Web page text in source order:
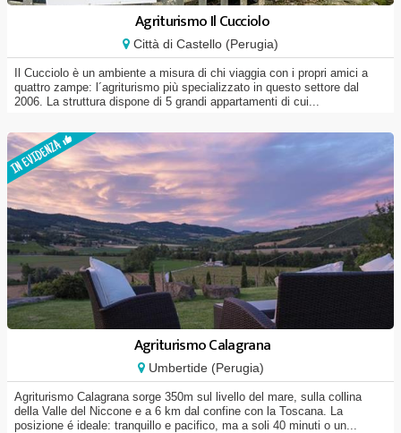
Agriturismo Il Cucciolo
Città di Castello (Perugia)
Il Cucciolo è un ambiente a misura di chi viaggia con i propri amici a
quattro zampe: l´agriturismo più specializzato in questo settore dal
2006. La struttura dispone di 5 grandi appartamenti di cui...
Agriturismo Calagrana
Umbertide (Perugia)
Agriturismo Calagrana sorge 350m sul livello del mare, sulla collina
della Valle del Niccone e a 6 km dal confine con la Toscana. La
posizione é ideale: tranquillo e pacifico, ma a soli 40 minuti o un...